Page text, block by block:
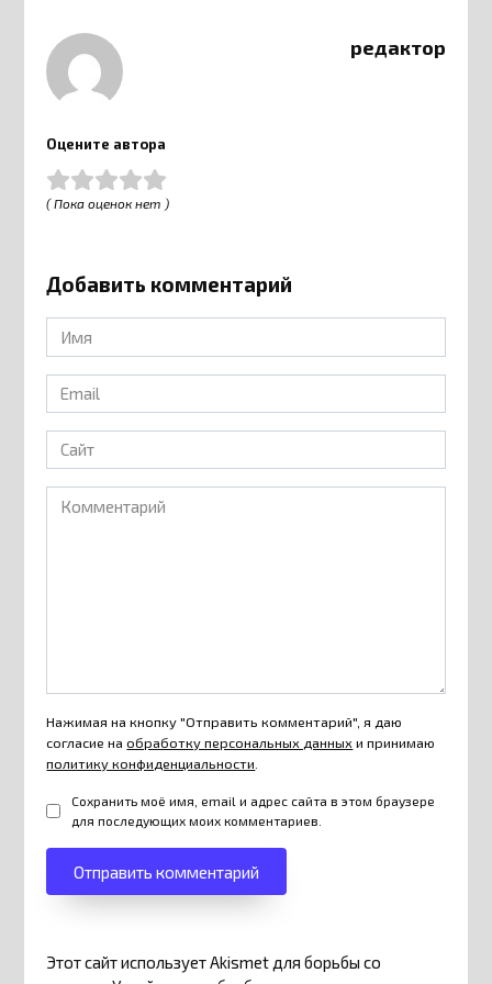
редактор
Оцените автора
( Пока оценок нет )
Добавить комментарий
Имя
*
Email
*
Сайт
Комментарий
Нажимая на кнопку "Отправить комментарий", я даю
согласие наобработку персональных данныхи принимаю
политику конфиденциальности.
Сохранить моё имя, email и адрес сайта в этом браузере
для последующих моих комментариев.
Этот сайт использует Akismet для борьбы со